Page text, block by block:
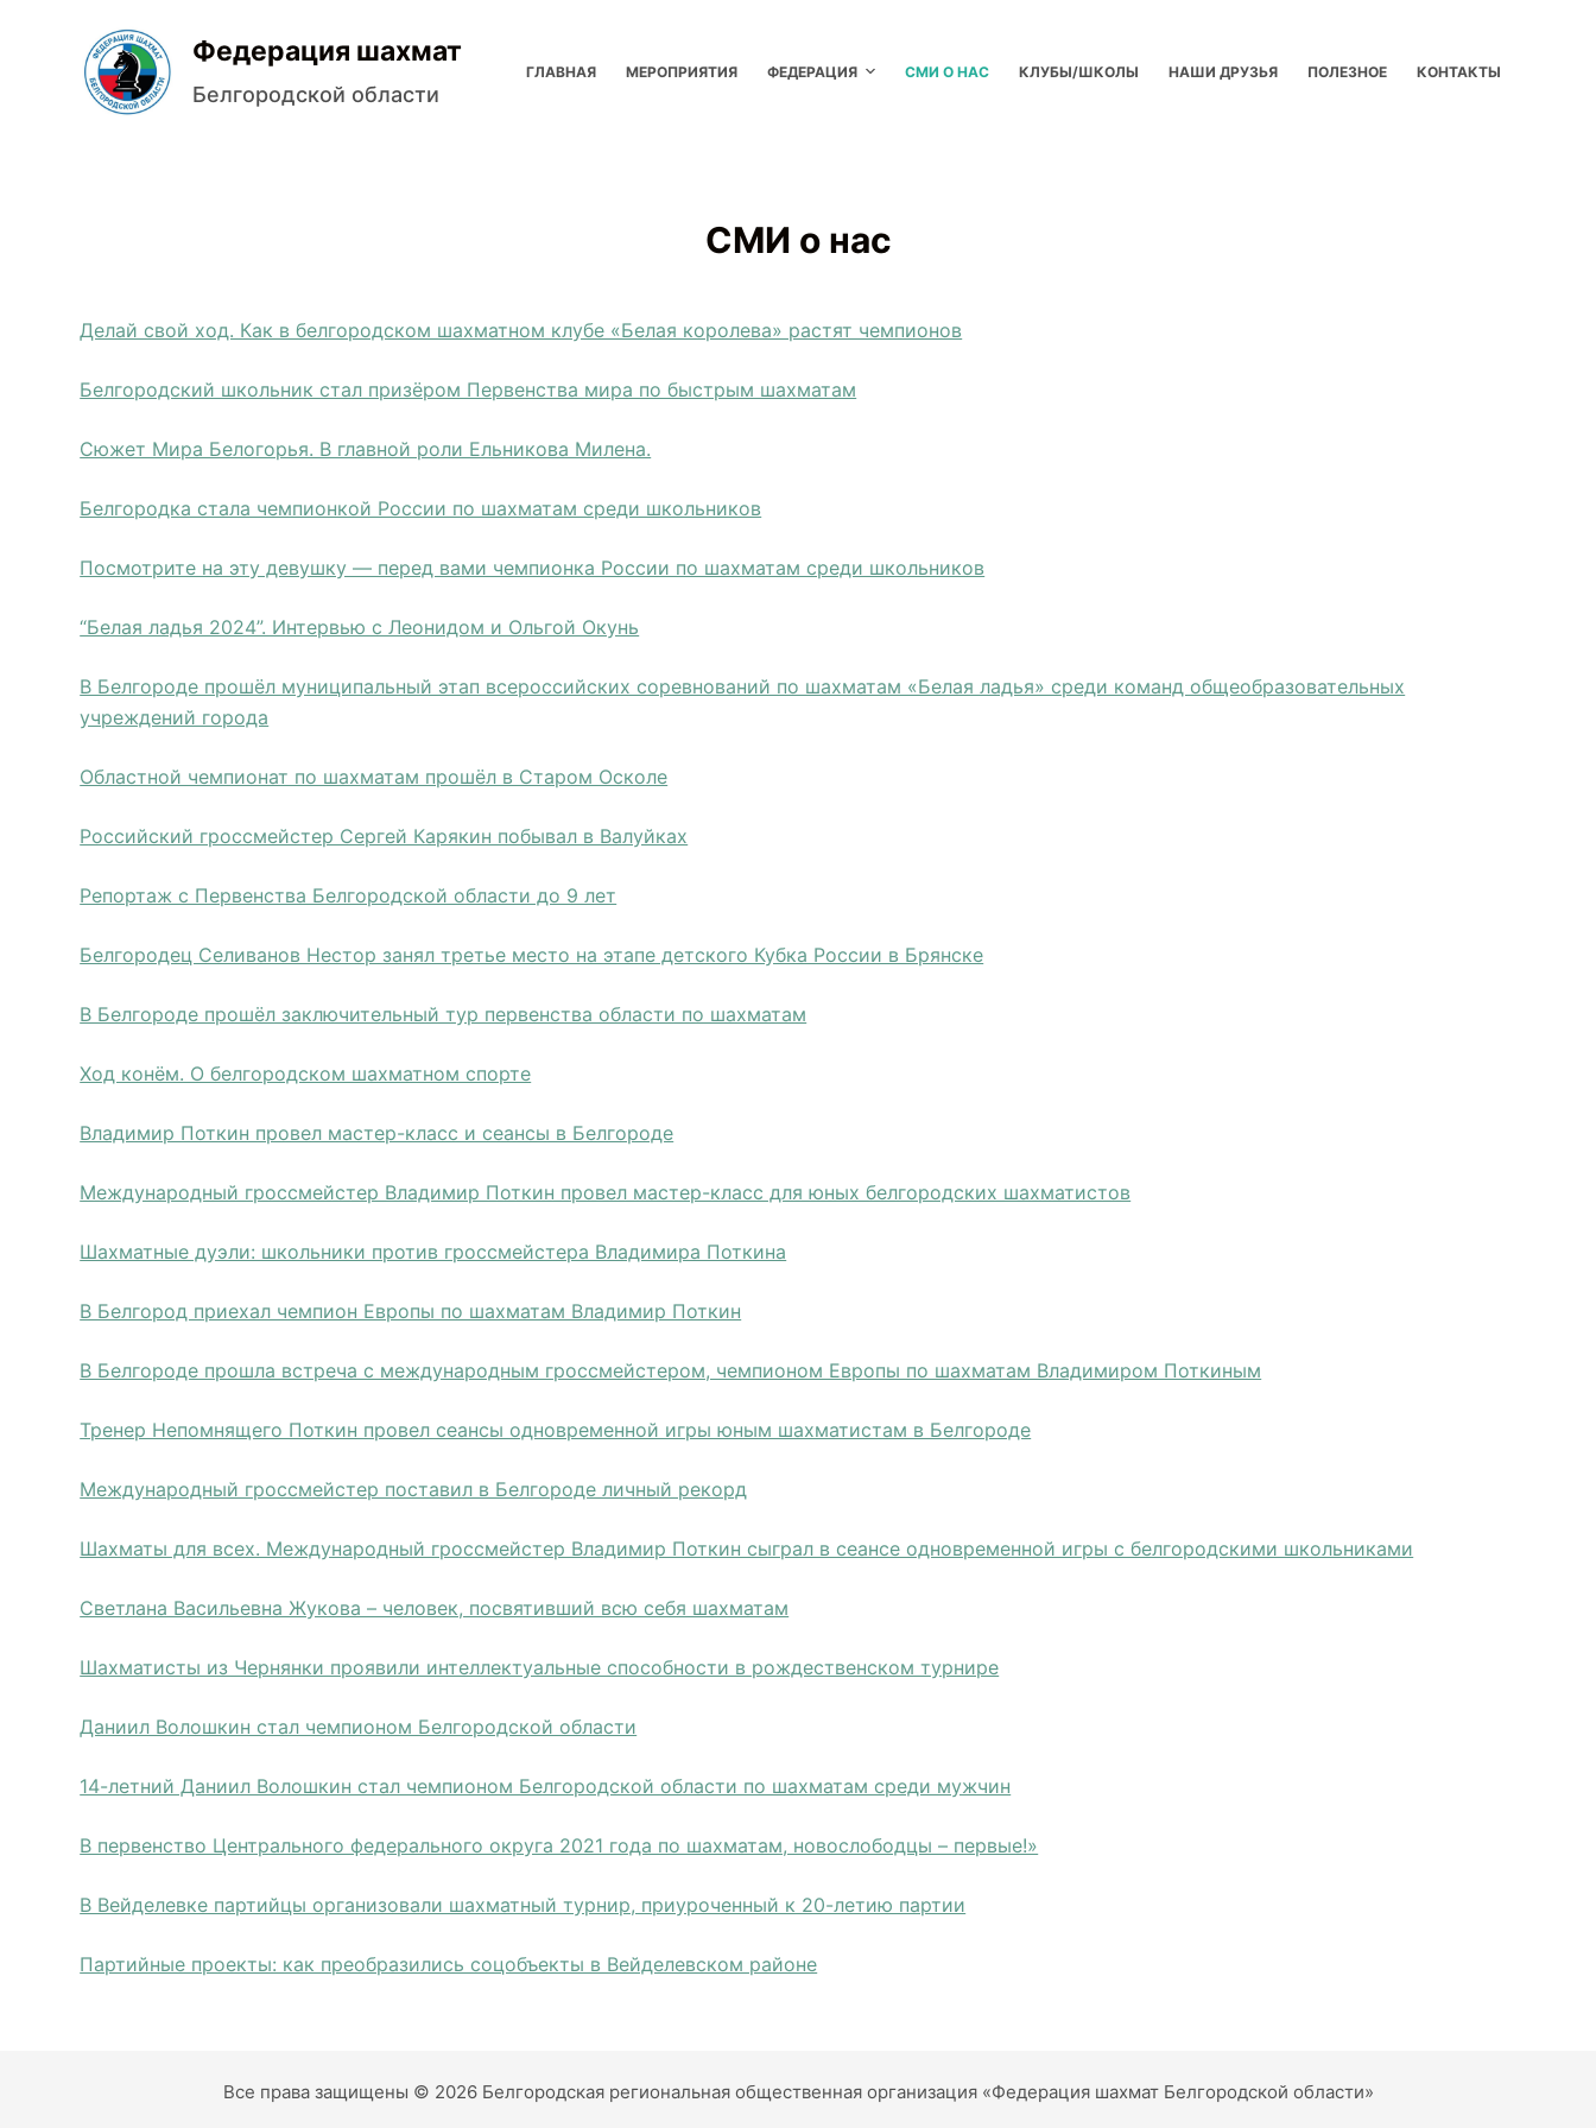
Федерация шахмат
Белгородской области
ГЛАВНАЯ МЕРОПРИЯТИЯ ФЕДЕРАЦИЯ СМИ О НАС КЛУБЫ/ШКОЛЫ НАШИ ДРУЗЬЯ ПОЛЕЗНОЕ КОНТАКТЫ
СМИ о нас
Делай свой ход. Как в белгородском шахматном клубе «Белая королева» растят чемпионов
Белгородский школьник стал призёром Первенства мира по быстрым шахматам
Сюжет Мира Белогорья. В главной роли Ельникова Милена.
Белгородка стала чемпионкой России по шахматам среди школьников
Посмотрите на эту девушку — перед вами чемпионка России по шахматам среди школьников
“Белая ладья 2024”. Интервью с Леонидом и Ольгой Окунь
В Белгороде прошёл муниципальный этап всероссийских соревнований по шахматам «Белая ладья» среди команд общеобразовательных
учреждений города
Областной чемпионат по шахматам прошёл в Старом Осколе
Российский гроссмейстер Сергей Карякин побывал в Валуйках
Репортаж с Первенства Белгородской области до 9 лет
Белгородец Селиванов Нестор занял третье место на этапе детского Кубка России в Брянске
В Белгороде прошёл заключительный тур первенства области по шахматам
Ход конём. О белгородском шахматном спорте
Владимир Поткин провел мастер-класс и сеансы в Белгороде
Международный гроссмейстер Владимир Поткин провел мастер-класс для юных белгородских шахматистов
Шахматные дуэли: школьники против гроссмейстера Владимира Поткина
В Белгород приехал чемпион Европы по шахматам Владимир Поткин
В Белгороде прошла встреча с международным гроссмейстером, чемпионом Европы по шахматам Владимиром Поткиным
Тренер Непомнящего Поткин провел сеансы одновременной игры юным шахматистам в Белгороде
Международный гроссмейстер поставил в Белгороде личный рекорд
Шахматы для всех. Международный гроссмейстер Владимир Поткин сыграл в сеансе одновременной игры с белгородскими школьниками
Светлана Васильевна Жукова – человек, посвятивший всю себя шахматам
Шахматисты из Чернянки проявили интеллектуальные способности в рождественском турнире
Даниил Волошкин стал чемпионом Белгородской области
14-летний Даниил Волошкин стал чемпионом Белгородской области по шахматам среди мужчин
В первенство Центрального федерального округа 2021 года по шахматам, новослободцы – первые!»
В Вейделевке партийцы организовали шахматный турнир, приуроченный к 20-летию партии
Партийные проекты: как преобразились соцобъекты в Вейделевском районе
Все права защищены © 2026 Белгородская региональная общественная организация «Федерация шахмат Белгородской области»